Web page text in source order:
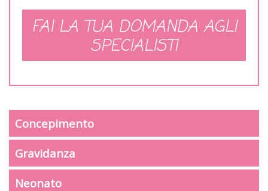
FAI LA TUA DOMANDA AGLI
SPECIALISTI
Concepimento
Gravidanza
Neonato